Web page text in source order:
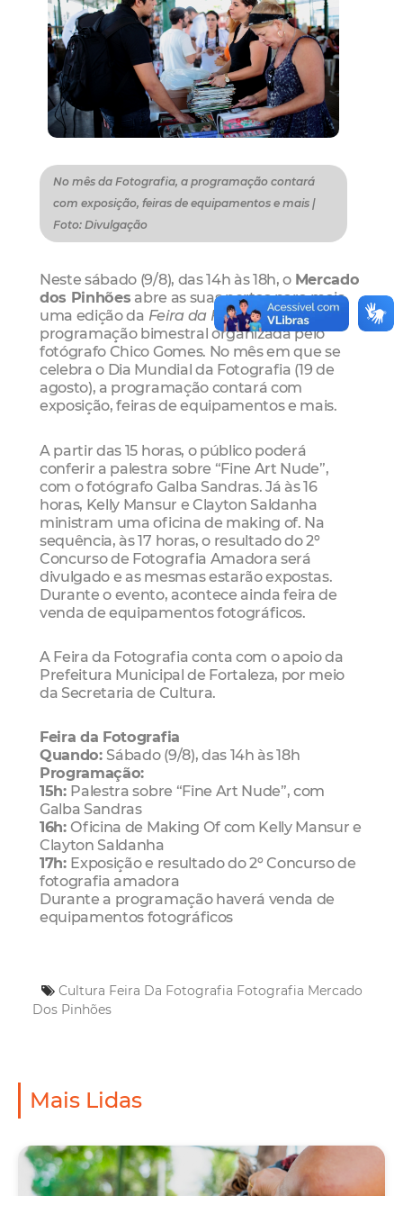
No mês da Fotografia, a programação contará
com exposição, feiras de equipamentos e mais |
Foto: Divulgação
Neste sábado (9/8), das 14h às 18h, o Mercado
dos Pinhões abre as suas portas para mais
uma edição da Feira da Fotografia,
programação bimestral organizada pelo
fotógrafo Chico Gomes. No mês em que se
celebra o Dia Mundial da Fotografia (19 de
agosto), a programação contará com
exposição, feiras de equipamentos e mais.
A partir das 15 horas, o público poderá
conferir a palestra sobre “Fine Art Nude”,
com o fotógrafo Galba Sandras. Já às 16
horas, Kelly Mansur e Clayton Saldanha
ministram uma oficina de making of. Na
sequência, às 17 horas, o resultado do 2º
Concurso de Fotografia Amadora será
divulgado e as mesmas estarão expostas.
Durante o evento, acontece ainda feira de
venda de equipamentos fotográficos.
A Feira da Fotografia conta com o apoio da
Prefeitura Municipal de Fortaleza, por meio
da Secretaria de Cultura.
Feira da Fotografia
Quando: Sábado (9/8), das 14h às 18h
Programação:
15h: Palestra sobre “Fine Art Nude”, com
Galba Sandras
16h: Oficina de Making Of com Kelly Mansur e
Clayton Saldanha
17h: Exposição e resultado do 2º Concurso de
fotografia amadora
Durante a programação haverá venda de
equipamentos fotográficos
Cultura Feira Da Fotografia Fotografia Mercado
Dos Pinhões
Mais Lidas